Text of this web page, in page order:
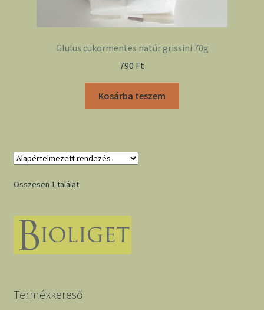
Glulus cukormentes natúr grissini 70g
790 Ft
Kosárba teszem
Összesen 1 találat
Termékkereső